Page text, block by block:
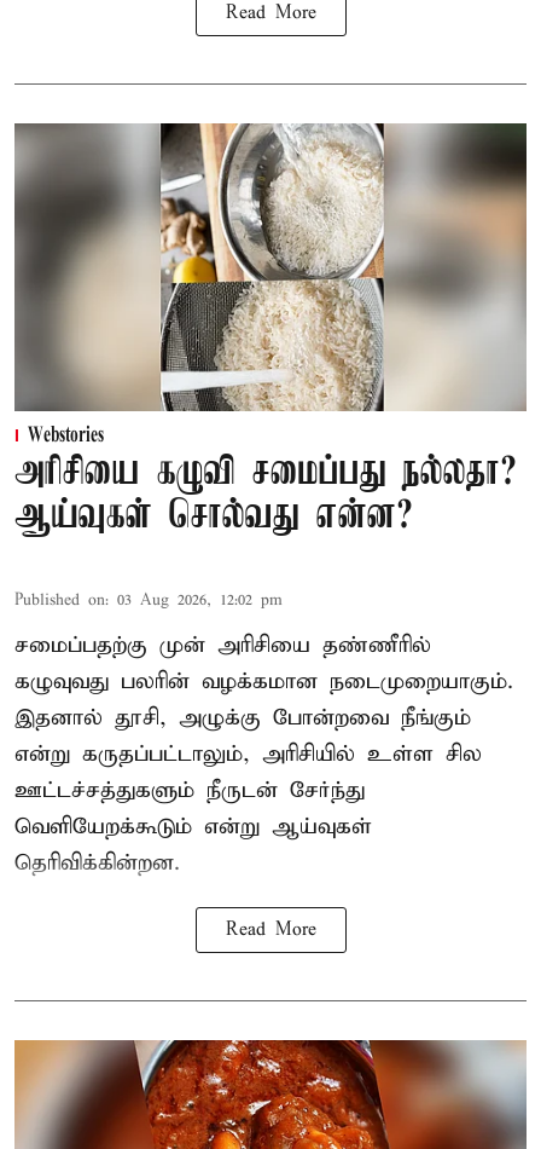
Read More
Webstories
அரிசியை கழுவி சமைப்பது நல்லதா?
ஆய்வுகள் சொல்வது என்ன?
Published on: 03 Aug 2026, 12:02 pm
சமைப்பதற்கு முன் அரிசியை தண்ணீரில்
கழுவுவது பலரின் வழக்கமான நடைமுறையாகும்.
இதனால் தூசி, அழுக்கு போன்றவை நீங்கும்
என்று கருதப்பட்டாலும், அரிசியில் உள்ள சில
ஊட்டச்சத்துகளும் நீருடன் சேர்ந்து
வெளியேறக்கூடும் என்று ஆய்வுகள்
தெரிவிக்கின்றன.
Read More